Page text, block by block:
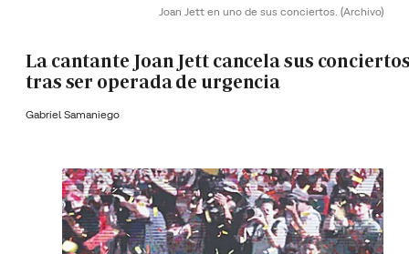
Joan Jett en uno de sus conciertos. (Archivo)
La cantante Joan Jett cancela sus
tras ser operada de urgencia
Gabriel Samaniego